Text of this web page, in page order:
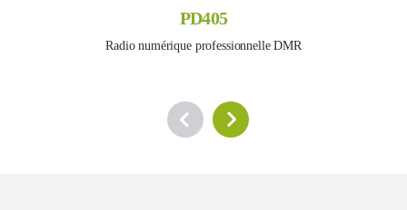
PD405
Radio numérique professionnelle DMR